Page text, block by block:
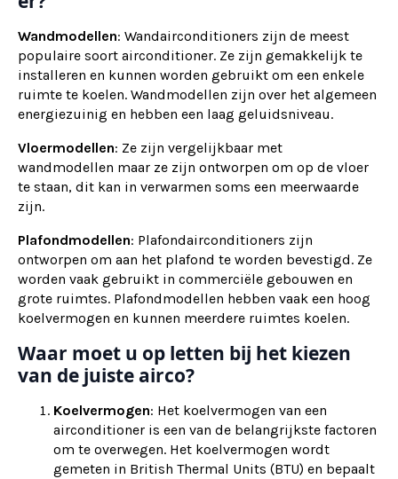
Wandmodellen: Wandairconditioners zijn de meest
populaire soort airconditioner. Ze zijn gemakkelijk te
installeren en kunnen worden gebruikt om een enkele
ruimte te koelen. Wandmodellen zijn over het algemeen
energiezuinig en hebben een laag geluidsniveau.
Vloermodellen: Ze zijn vergelijkbaar met
wandmodellen maar ze zijn ontworpen om op de vloer
te staan, dit kan in verwarmen soms een meerwaarde
zijn.
Plafondmodellen: Plafondairconditioners zijn
ontworpen om aan het plafond te worden bevestigd. Ze
worden vaak gebruikt in commerciële gebouwen en
grote ruimtes. Plafondmodellen hebben vaak een hoog
koelvermogen en kunnen meerdere ruimtes koelen.
Waar moet u op letten bij het kiezen
van de juiste airco?
Koelvermogen: Het koelvermogen van een
airconditioner is een van de belangrijkste factoren
om te overwegen. Het koelvermogen wordt
gemeten in British Thermal Units (BTU) en bepaalt